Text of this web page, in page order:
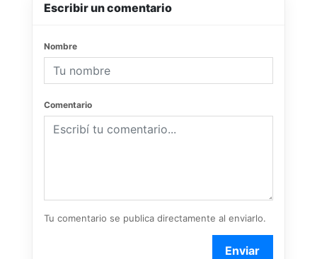
Escribir un comentario
Nombre
Comentario
Tu comentario se publica directamente al enviarlo.
Enviar